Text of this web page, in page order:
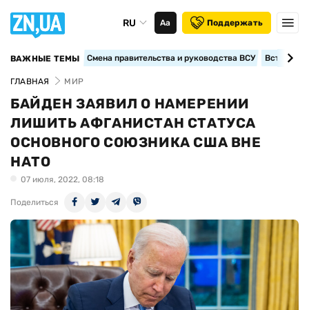
RU Аа Поддержать
ВАЖНЫЕ ТЕМЫ Смена правительства и руководства ВСУ
ГЛАВНАЯ МИР
БАЙДЕН ЗАЯВИЛ О НАМЕРЕНИИ
ЛИШИТЬ АФГАНИСТАН СТАТУСА
ОСНОВНОГО СОЮЗНИКА США ВНЕ
НАТО
07 июля, 2022, 08:18
Поделиться